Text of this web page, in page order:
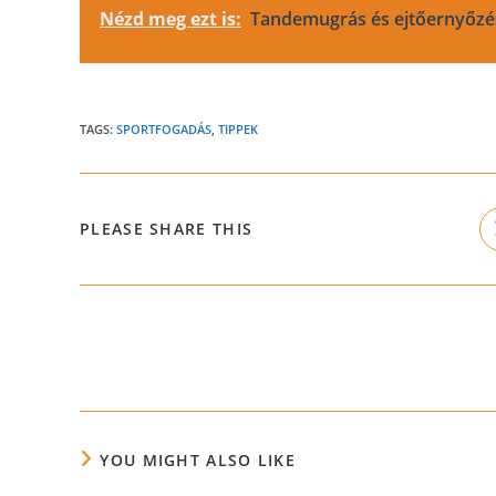
Nézd meg ezt is: Tandemugrás és
TAGS: SPORTFOGADÁS, TIPPEK
PLEASE SHARE THIS
YOU MIGHT ALSO LIKE